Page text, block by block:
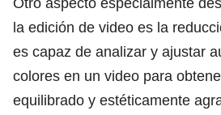
la edición de video es la
es capaz de analizar y ajustar
colores en un video para
equilibrado y estéticamente